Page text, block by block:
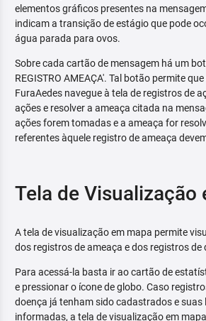
elementos gráficos presentes na
indicam a transição de estágio que pode
água parada para ovos.
Sobre cada cartão de mensagem há um
REGISTRO AMEAÇA'. Tal botão permite
FuraAedes navegue à tela de registros de
ações e resolver a ameaça citada na
ações forem tomadas e a ameaça for
referentes àquele registro de ameaça
Tela de Visualização
A tela de visualização em mapa permite
dos registros de ameaça e dos registros de
Para acessá-la basta ir ao cartão de
e pressionar o ícone de globo. Caso
doença já tenham sido cadastrados e suas
informadas, a tela de visualização em